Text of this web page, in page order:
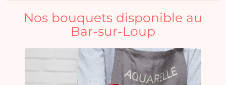
Nos bouquets disponible au
Bar-sur-Loup